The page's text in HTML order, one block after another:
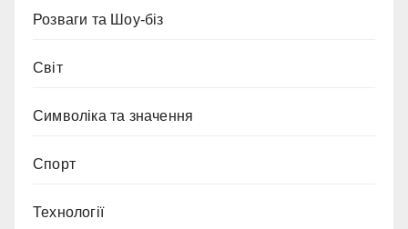
Розваги та Шоу-біз
Світ
Символіка та значення
Спорт
Технології